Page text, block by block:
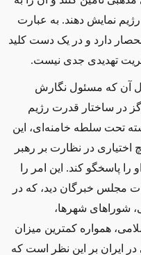
نمایش دهند. به عبارت
دارد و در یک دست کلید
تهدیدی جدی نیست.
آن که مسئول نگارش
در ساختار قدرت رژیم
است. در ۲۶ سال گذشته تحت سلطه خامنه‌ای، این
در نظارت بر رهبر
را پاسخگو کند. این امر را
مجلس خبرگان دید، که در
شوراهای شهرها،
همواره کمترین میزان
ایران بر این نظر است که